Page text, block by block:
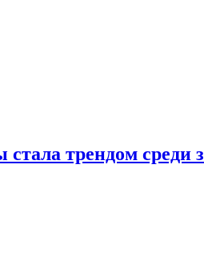
трендом среди